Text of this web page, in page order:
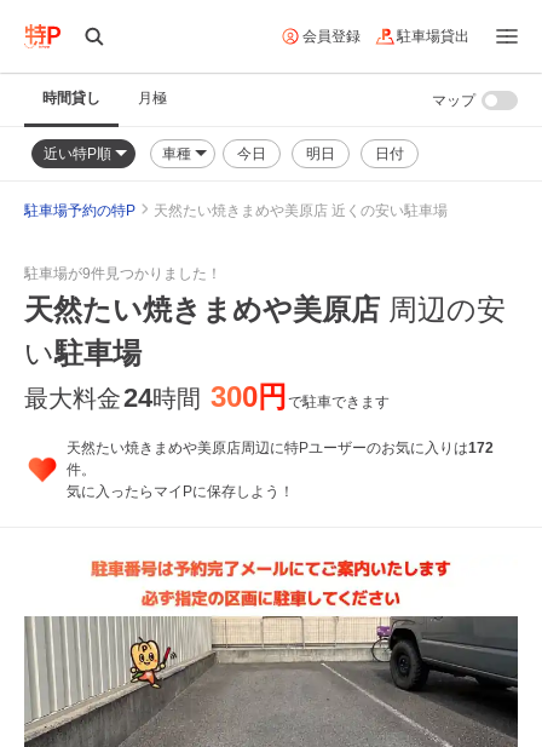
会員登録 駐車場貸出
時間貸し 月極
近い特P順 車種 今日 明日 日付
マップ
駐車場予約の特P 天然たい焼きまめや美原店 近くの安い駐車場
駐車場が9件見つかりました！
天然たい焼きまめや美原店 周辺の安
い駐車場
最大料金24時間 300円 で駐車できます
天然たい焼きまめや美原店周辺に特Pユーザーのお気に入りは172
件。
気に入ったらマイPに保存しよう！